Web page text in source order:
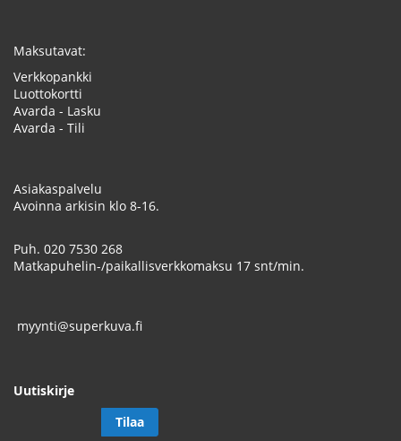
Maksutavat:
Verkkopankki
Luottokortti
Avarda - Lasku
Avarda - Tili
Asiakaspalvelu
Avoinna arkisin klo 8-16.
Puh. 020 7530 268
Matkapuhelin-/paikallisverkkomaksu 17 snt/min.
myynti@superkuva.fi
Uutiskirje
Tilaa